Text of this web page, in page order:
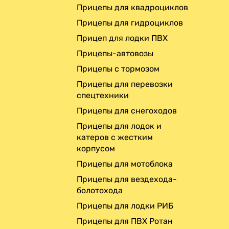
Прицепы для квадроциклов
Прицепы для гидроциклов
Прицеп для лодки ПВХ
Прицепы-автовозы
Прицепы с тормозом
Прицепы для перевозки
спецтехники
Прицепы для снегоходов
Прицепы для лодок и
катеров с жестким
корпусом
Прицепы для мотоблока
Прицепы для вездехода-
болотохода
Прицепы для лодки РИБ
Прицепы для ПВХ Ротан